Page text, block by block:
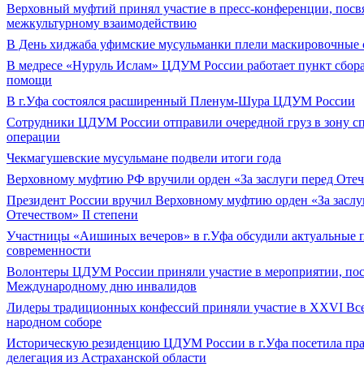
Верховный муфтий принял участие в пресс-конференции,
межкультурному взаимодействию
В День хиджаба уфимские мусульманки плели маскировочные
В медресе «Нуруль Ислам» ЦДУМ России работает пункт
помощи
В г.Уфа состоялся расширенный Пленум-Шура ЦДУМ России
Сотрудники ЦДУМ России отправили очередной груз в зону
операции
Чекмагушевские мусульмане подвели итоги года
Верховному муфтию РФ вручили орден «За заслуги перед
Президент России вручил Верховному муфтию орден «За
Отечеством» II степени
Участницы «Аишиных вечеров» в г.Уфа обсудили актуальные
современности
Волонтеры ЦДУМ России приняли участие в мероприятии,
Международному дню инвалидов
Лидеры традиционных конфессий приняли участие в XXVI
народном соборе
Историческую резиденцию ЦДУМ России в г.Уфа посетила
делегация из Астраханской области